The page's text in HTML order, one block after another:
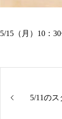
5/15（月）10：
5/11の